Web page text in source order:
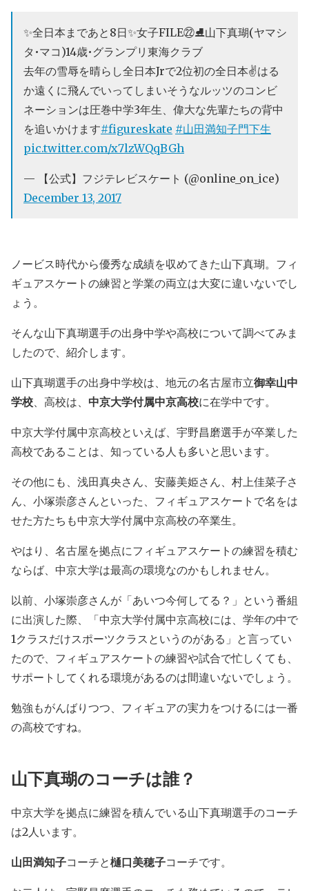
✨全日本まであと8日✨女子FILE㉒⛸山下真瑚(ヤマシ
タ•マコ)14歳•グランプリ東海クラブ
去年の雪辱を晴らし全日本Jrで2位初の全日本✌はる
か遠くに飛んでいってしまいそうなルッツのコンビ
ネーションは圧巻中学3年生、偉大な先輩たちの背中
を追いかけます#figureskate #山田満知子門下生
pic.twitter.com/x7lzWQqBGh
— 【公式】フジテレビスケート (@online_on_ice)
December 13, 2017
ノービス時代から優秀な成績を収めてきた山下真瑚。フィ
ギュアスケートの練習と学業の両立は大変に違いないでし
ょう。
そんな山下真瑚選手の出身中学や高校について調べてみま
したので、紹介します。
山下真瑚選手の出身中学校は、地元の名古屋市立御幸山中
学校、高校は、 中京大学付属中京高校に在学中です。
中京大学付属中京高校といえば、宇野昌磨選手が卒業した
高校であることは、知っている人も多いと思います。
その他にも、浅田真央さん、安藤美姫さん、村上佳菜子さ
ん、小塚崇彦さんといった、フィギュアスケートで名をは
せた方たちも中京大学付属中京高校の卒業生。
やはり、名古屋を拠点にフィギュアスケートの練習を積む
ならば、中京大学は最高の環境なのかもしれません。
以前、小塚崇彦さんが「あいつ今何してる？」という番組
に出演した際、「中京大学付属中京高校には、学年の中で
1クラスだけスポーツクラスというのがある」と言ってい
たので、フィギュアスケートの練習や試合で忙しくても、
サポートしてくれる環境があるのは間違いないでしょう。
勉強もがんばりつつ、フィギュアの実力をつけるには一番
の高校ですね。
山下真瑚のコーチは誰？
中京大学を拠点に練習を積んでいる山下真瑚選手のコーチ
は2人います。
山田満知子コーチと樋口美穂子コーチです。